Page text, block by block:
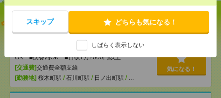
スキップ どちらも気になる！
しばらく表示しない
【オープニング募集】おばあちゃんのお散歩付き添
いも仕事の1つ[派遣]
無資格未経験：時給1500円～ ■週払い
OK ■扶養内OK ■日収1万2000円以上
[交通費]交通費全額支給
[勤務地] 桜木町駅 / 石川町駅 / 日ノ出町駅 / …
気になる！